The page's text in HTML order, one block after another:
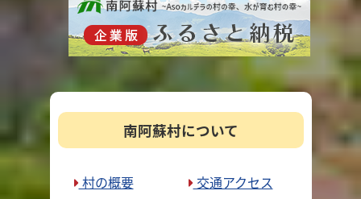
南阿蘇村について
村の概要 交通アクセス